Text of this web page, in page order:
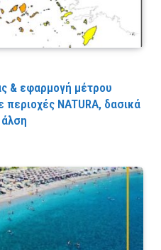
& εφαρμογή μέτρου
NATURA, δασικά